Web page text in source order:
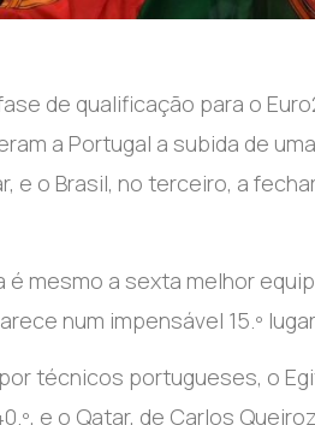
de qualificação para o
a Portugal a subida de
e o Brasil, no terceiro, a
é mesmo a sexta melhor
num impensável 15.º lugar.
técnicos portugueses, o
e o Qatar, de Carlos